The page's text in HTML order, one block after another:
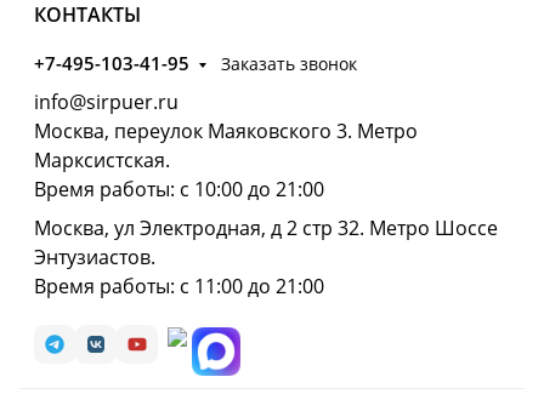
КОНТАКТЫ
+7-495-103-41-95 Заказать звонок
info@sirpuer.ru
Москва, переулок Маяковского 3. Метро
Марксистская.
Время работы: с 10:00 до 21:00
Москва, ул Электродная, д 2 стр 32. Метро Шоссе
Энтузиастов.
Время работы: с 11:00 до 21:00